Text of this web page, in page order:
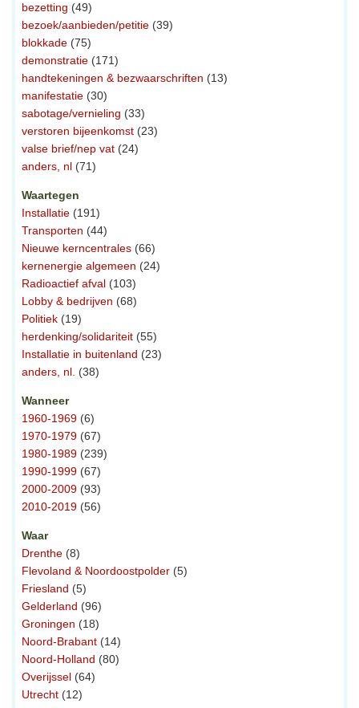
bezetting (49)
bezoek/aanbieden/petitie (39)
blokkade (75)
demonstratie (171)
handtekeningen & bezwaarschriften (13)
manifestatie (30)
sabotage/vernieling (33)
verstoren bijeenkomst (23)
valse brief/nep vat (24)
anders, nl (71)
Waartegen
Installatie (191)
Transporten (44)
Nieuwe kerncentrales (66)
kernenergie algemeen (24)
Radioactief afval (103)
Lobby & bedrijven (68)
Politiek (19)
herdenking/solidariteit (55)
Installatie in buitenland (23)
anders, nl. (38)
Wanneer
1960-1969 (6)
1970-1979 (67)
1980-1989 (239)
1990-1999 (67)
2000-2009 (93)
2010-2019 (56)
Waar
Drenthe (8)
Flevoland & Noordoostpolder (5)
Friesland (5)
Gelderland (96)
Groningen (18)
Noord-Brabant (14)
Noord-Holland (80)
Overijssel (64)
Utrecht (12)